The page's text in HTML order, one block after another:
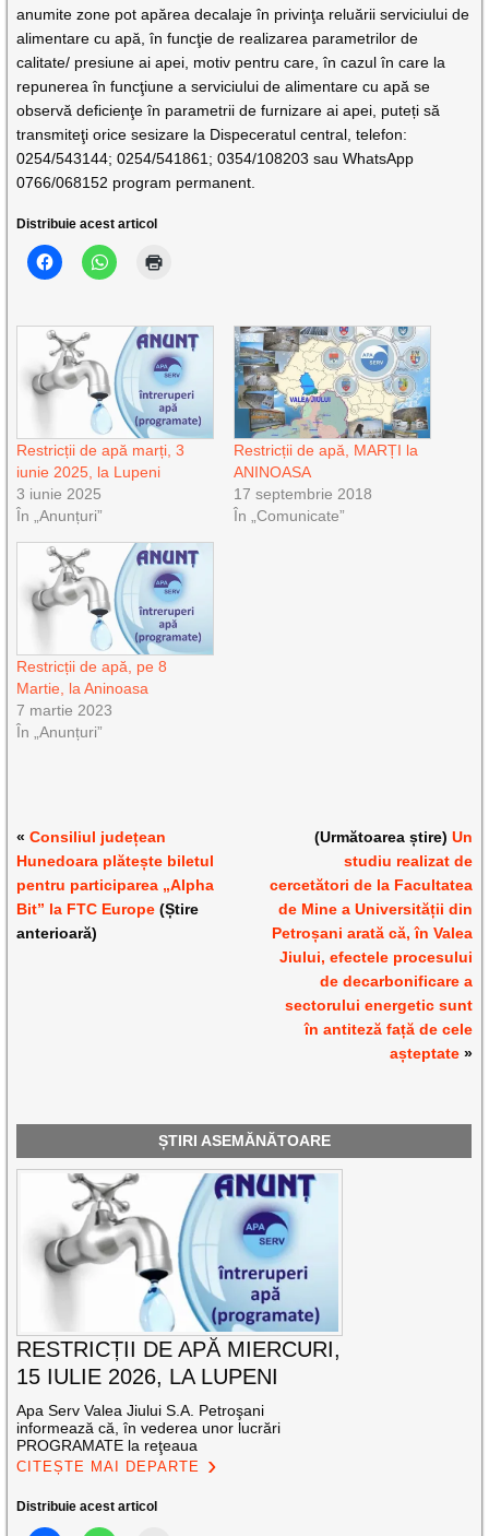
anumite zone pot apărea decalaje în privinţa reluării serviciului de
alimentare cu apă, în funcţie de realizarea parametrilor de
calitate/ presiune ai apei, motiv pentru care, în cazul în care la
repunerea în funcţiune a serviciului de alimentare cu apă se
observă deficienţe în parametrii de furnizare ai apei, puteți să
transmiteţi orice sesizare la Dispeceratul central, telefon:
0254/543144; 0254/541861; 0354/108203 sau WhatsApp
0766/068152 program permanent.
Distribuie acest articol
Restricții de apă marți, 3
iunie 2025, la Lupeni
3 iunie 2025
În „Anunțuri”
Restricții de apă, MARȚI la
ANINOASA
17 septembrie 2018
În „Comunicate”
Restricții de apă, pe 8
Martie, la Aninoasa
7 martie 2023
În „Anunțuri”
«Consiliul județean
Hunedoara plătește biletul
pentru participarea „Alpha
Bit” la FTC Europe (Știre
anterioară)
(Următoarea știre) Un
studiu realizat de
cercetători de la Facultatea
de Mine a Universității din
Petroșani arată că, în Valea
Jiului, efectele procesului
de decarbonificare a
sectorului energetic sunt
în antiteză față de cele
așteptate»
ȘTIRI ASEMĂNĂTOARE
RESTRICȚII DE APĂ MIERCURI,
15 IULIE 2026, LA LUPENI
Apa Serv Valea Jiului S.A. Petroşani
informează că, în vederea unor lucrări
PROGRAMATE la reţeaua
CITEȘTE MAI DEPARTE
Distribuie acest articol